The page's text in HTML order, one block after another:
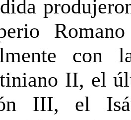
con
II, el
III, el